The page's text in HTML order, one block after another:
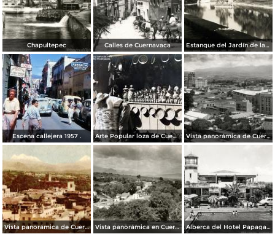
Chapultepec Calles de Cuernavaca Estanque del Jardín de la Borda
Escena callejera 1957 . Arte Popular loza de Cuenavaca. Vista panorámica de Cuernavaca
Vista panorámica de Cuernavaca Vista panorámica en Cuernavaca Alberca del Hotel Papagayo